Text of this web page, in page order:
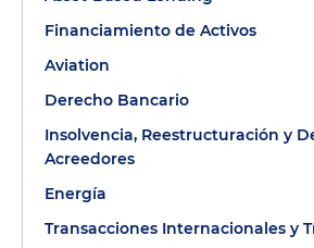
Financiamiento de Activos
Aviation
Derecho Bancario
Insolvencia, Reestructuración y
Acreedores
Energía
Transacciones Internacionales y